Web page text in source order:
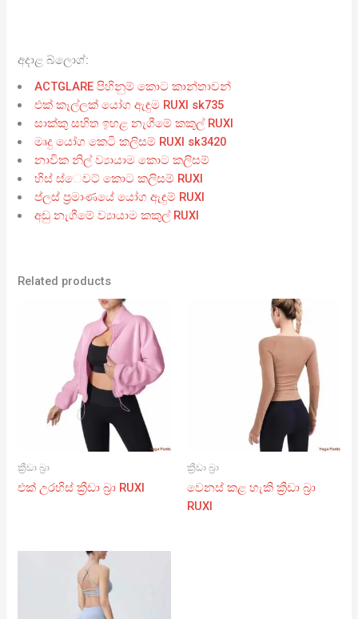
අදාළ බ්ලොග්:
ACTGLARE පිහිනුම් කොට කාන්තාවන්
එක් කෑල්ලක් යෝග ඇඳුම RUXI sk735
සාක්කු සහිත ඉහළ නැගීමේ කකුල් RUXI
මෘදු යෝග කෙටි කලිසම් RUXI sk3420
නාවික නිල් ව්‍යායාම කොට කලිසම්
හිස් ස්ෙවට් කොට කලිසම් RUXI
ප්ලස් ප්‍රමාණයේ යෝග ඇඳුම් RUXI
අඩු නැගීමේ ව්‍යායාම කකුල් RUXI
Related products
ක්‍රීඩා බ්‍රා
එක් උරහිස් ක්‍රීඩා බ්‍රා RUXI
ක්‍රීඩා බ්‍රා
වෙනස් කළ හැකි ක්‍රීඩා බ්‍රා
RUXI